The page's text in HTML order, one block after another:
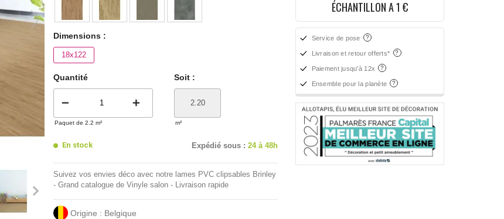
Dimensions :
18x122
Quantité
remove add
Paquet de 2.2 m²
Soit :
m²
En stock Expédié sous : 24 à 48h
Suivez vos envies déco avec notre lames PVC clipsables Brinley
- Grand catalogue de Vinyle salon - Livraison rapide
Origine : Belgique
ÉCHANTILLON A 1 €
Service de pose
Livraison et retour offerts*
Paiement jusqu'à 12x
Ensemble pour la planète